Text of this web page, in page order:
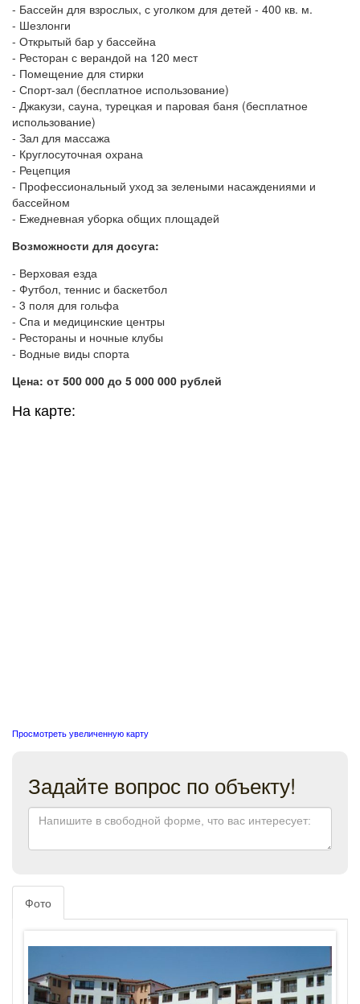
- Бассейн для взрослых, с уголком для детей - 400 кв. м.
- Шезлонги
- Открытый бар у бассейна
- Ресторан с верандой на 120 мест
- Помещение для стирки
- Спорт-зал (бесплатное использование)
- Джакузи, сауна, турецкая и паровая баня (бесплатное
использование)
- Зал для массажа
- Круглосуточная охрана
- Рецепция
- Профессиональный уход за зелеными насаждениями и
бассейном
- Ежедневная уборка общих площадей
Возможности для досуга:
- Верховая езда
- Футбол, теннис и баскетбол
- 3 поля для гольфа
- Спа и медицинские центры
- Рестораны и ночные клубы
- Водные виды спорта
Цена: от 500 000 до 5 000 000 рублей
На карте:
Просмотреть увеличенную карту
Задайте вопрос по объекту!
Фото